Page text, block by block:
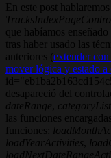
En este post
que habíamos
tras haber usado las
anteriores (extender
mover lógica y estado a
desapareció del
dateRange
categoryList
las funciones
funciones:
loadYearActivities